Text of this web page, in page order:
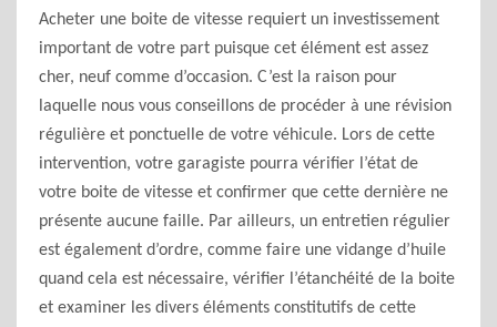
Acheter une boite de vitesse requiert un investissement
important de votre part puisque cet élément est assez
cher, neuf comme d’occasion. C’est la raison pour
laquelle nous vous conseillons de procéder à une révision
régulière et ponctuelle de votre véhicule. Lors de cette
intervention, votre garagiste pourra vérifier l’état de
votre boite de vitesse et confirmer que cette dernière ne
présente aucune faille. Par ailleurs, un entretien régulier
est également d’ordre, comme faire une vidange d’huile
quand cela est nécessaire, vérifier l’étanchéité de la boite
et examiner les divers éléments constitutifs de cette